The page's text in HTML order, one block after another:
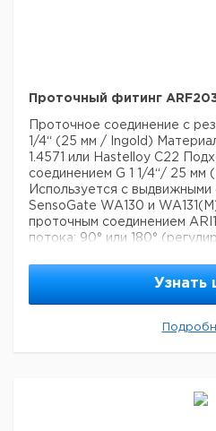
Проточный фитинг
Проточное соединение с
1/4“ (25 мм / Ingold)
1.4571 или Hastelloy C22
соединением G 1 1/4“/ 25 мм
Используется с выдвижными
SensoGate WA130 и
проточным соединением
потока: 90° или 180°
Резьба G 1/4“ (внутренняя)
ARF203 с местом для
предназначено для
в сочетании с проточным
для использования с такими
это соединение при высоких
Узнать